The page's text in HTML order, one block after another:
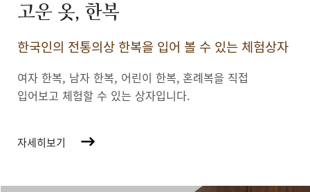
고운 옷, 한복
한국인의 전통의상 한복을 입어 볼 수 있는 체험상자
여자 한복, 남자 한복, 어린이 한복, 혼례복을 직접
입어보고 체험할 수 있는 상자입니다.
자세히보기